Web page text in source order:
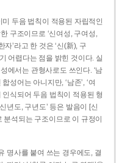
미 두음 법칙이 적용된 자립적인
한 구조이므로 ‘신여성, 구여성,
자’라고 한 것은 ‘신(新), 구
어렵다는 점을 밝힌 것이다. 실
에서는 관형사로도 쓰인다. ‘남
성어는 아니지만, ‘남존’, ‘여
인식되어 두음 법칙이 적용된 형
년도, 구년도’ 등은 발음이 [신
분석되는 구조이므로 이 규정이
명사를 붙여 쓰는 경우에도, 결